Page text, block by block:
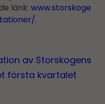
länk: www.storskoge
.
av Storskogens
första kvartalet